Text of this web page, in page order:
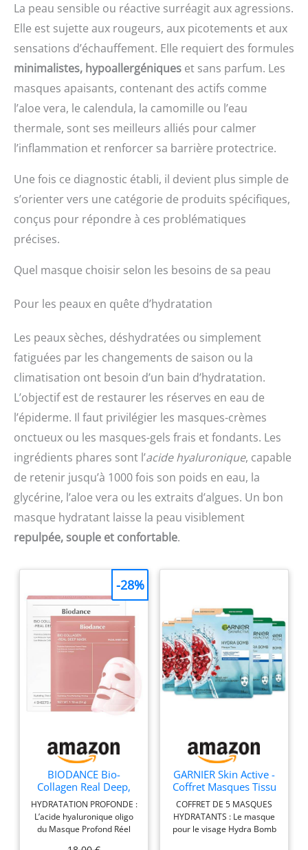
La peau sensible ou réactive surréagit aux agressions.
Elle est sujette aux rougeurs, aux picotements et aux
sensations d’échauffement. Elle requiert des formules
minimalistes, hypoallergéniques et sans parfum. Les
masques apaisants, contenant des actifs comme
l’aloe vera, le calendula, la camomille ou l’eau
thermale, sont ses meilleurs alliés pour calmer
l’inflammation et renforcer sa barrière protectrice.
Une fois ce diagnostic établi, il devient plus simple de
s’orienter vers une catégorie de produits spécifiques,
conçus pour répondre à ces problématiques
précises.
Quel masque choisir selon les besoins de sa peau
Pour les peaux en quête d’hydratation
Les peaux sèches, déshydratées ou simplement
fatiguées par les changements de saison ou la
climatisation ont besoin d’un bain d’hydratation.
L’objectif est de restaurer les réserves en eau de
l’épiderme. Il faut privilégier les masques-crèmes
onctueux ou les masques-gels frais et fondants. Les
ingrédients phares sont l’acide hyaluronique, capable
de retenir jusqu’à 1000 fois son poids en eau, la
glycérine, l’aloe vera ou les extraits d’algues. Un bon
masque hydratant laisse la peau visiblement
repulpée, souple et confortable.
BIODANCE Bio-
Collagen Real Deep,
Masque Visage
Hydrogel au
Collagène, Masque de
Nuit Hydratant, Soin
HYDRATATION PROFONDE :
L’acide hyaluronique oligo
du Masque Profond Réel
-28%
GARNIER Skin Active -
Coffret Masques Tissu
Hydra Bomb -
Hydratant &
Repulpant - À Base De
Grenade & Acide
COFFRET DE 5 MASQUES
HYDRATANTS : Le masque
pour le visage Hydra Bomb